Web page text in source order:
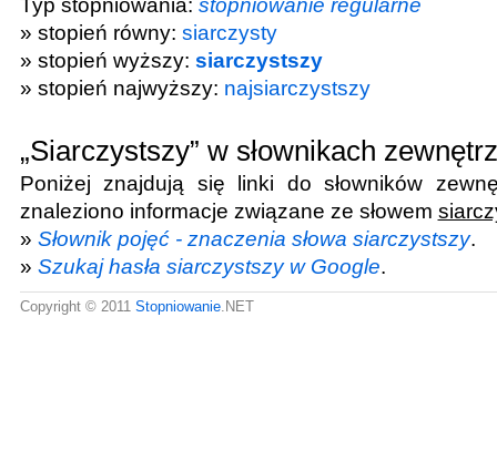
» stopień równy: siarczysty
» stopień wyższy: siarczystszy
» stopień najwyższy: najsiarczystszy
„Siarczystszy” w słownikach
Poniżej znajdują się linki do słowników
znaleziono informacje związane ze słowem
» Słownik pojęć - znaczenia słowa siarczystszy.
» Szukaj hasła siarczystszy w Google.
Copyright © 2011 Stopniowanie.NET